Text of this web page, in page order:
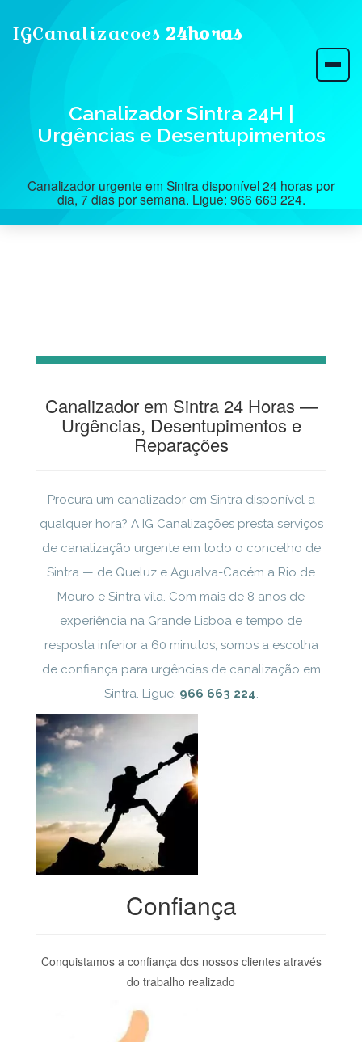
IGCanalizacoes 24horas
Canalizador Sintra 24H |
Urgências e Desentupimentos
Canalizador urgente em Sintra disponível 24 horas por
dia, 7 dias por semana. Ligue: 966 663 224.
Canalizador em Sintra 24 Horas —
Urgências, Desentupimentos e
Reparações
Procura um canalizador em Sintra disponível a
qualquer hora? A IG Canalizações presta serviços
de canalização urgente em todo o concelho de
Sintra — de Queluz e Agualva-Cacém a Rio de
Mouro e Sintra vila. Com mais de 8 anos de
experiência na Grande Lisboa e tempo de
resposta inferior a 60 minutos, somos a escolha
de confiança para urgências de canalização em
Sintra. Ligue: 966 663 224.
Confiança
Conquistamos a confiança dos nossos clientes através
do trabalho realizado